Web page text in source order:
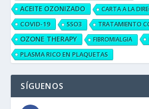
ACEITE OZONIZADO CARTA A LA
COVID-19 SSO3 TRATAMIENTO
OZONE THERAPY FIBROMIALGIA
PLASMA RICO EN PLAQUETAS
SÍGUENOS